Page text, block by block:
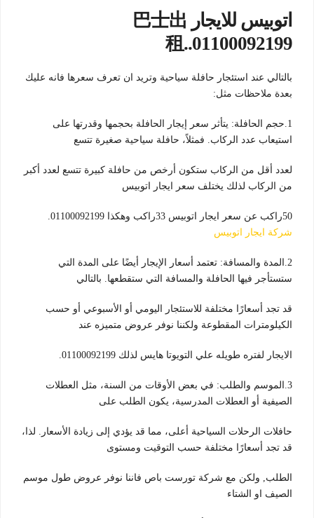
اتوبيس للايجار 巴士出
租..01100092199
بالتالي عند استئجار حافلة سياحية وتريد ان تعرف سعرها فانه عليك
بعدة ملاحظات مثل:
1.حجم الحافلة: يتأثر سعر إيجار الحافلة بحجمها وقدرتها على
استيعاب عدد الركاب. فمثلاً، حافلة سياحية صغيرة تتسع
لعدد أقل من الركاب ستكون أرخص من حافلة كبيرة تتسع لعدد أكبر
من الركاب لذلك يختلف سعر ايجار اتوبيس
50راكب عن سعر ايجار اتوبيس 33راكب وهكذا 01100092199.
شركة ايجار اتوبيس
2.المدة والمسافة: تعتمد أسعار الإيجار أيضًا على المدة التي
ستستأجر فيها الحافلة والمسافة التي ستقطعها. بالتالي
قد تجد أسعارًا مختلفة للاستئجار اليومي أو الأسبوعي أو حسب
الكيلومترات المقطوعة ولكننا نوفر عروض متميزه عند
الايجار لفتره طويله علي التويوتا هايس لذلك 01100092199.
3.الموسم والطلب: في بعض الأوقات من السنة، مثل العطلات
الصيفية أو العطلات المدرسية، يكون الطلب على
حافلات الرحلات السياحية أعلى، مما قد يؤدي إلى زيادة الأسعار. لذا،
قد تجد أسعارًا مختلفة حسب التوقيت ومستوى
الطلب, ولكن مع شركة تورست باص فاننا نوفر عروض طول موسم
الصيف او الشتاء